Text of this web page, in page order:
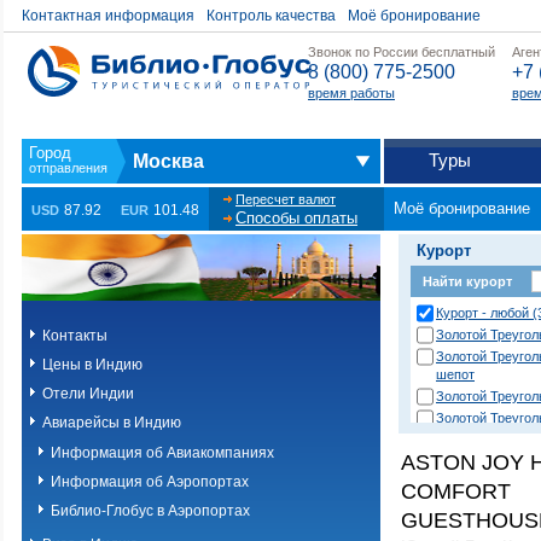
Контактная информация Контроль качества Моё бронирование
Звонок по России бесплатный
8 (800) 775-2500
время работы
+7
Москва Туры
USD 87.92 EUR 101.48
Пересчет валют
Способы оплаты
Моё бронирование
Контакты
Цены в Индию
Отели Индии
Авиарейсы в Индию
Информация об Авиакомпаниях
Информация об Аэропортах
Библио-Глобус в Аэропортах
Курорт
Найти курорт
Курорт - любой
Золотой
Золотой
шепот
Золотой
Золотой
(Катманду и
Золотой
Золотой
(Катманду)
ASTON JOY
COMFORT